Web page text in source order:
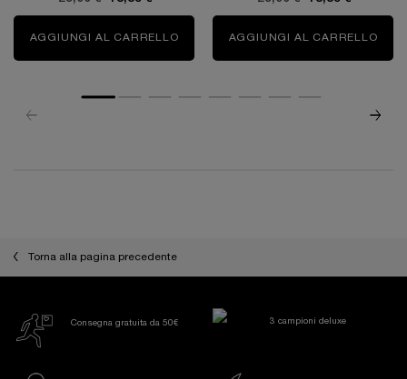
AGGIUNGI AL CARRELLO Ô ZENITH HAIR & BODY MIST
AGGIUNGI AL CARRELLO
Torna alla pagina precedente
Consegna gratuita da 50€ 3 campioni deluxe